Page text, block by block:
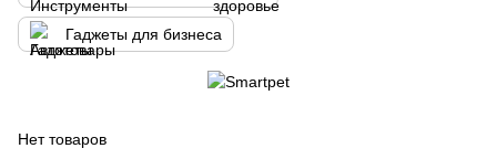
Гаджеты для бизнеса
Нет товаров